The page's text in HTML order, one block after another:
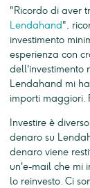
"Ricordo di aver
Lendahand",
investimento
esperienza con
dell'investimento
Lendahand mi
importi maggiori.
Investire è
denaro su
denaro viene
un'e-mail che mi
lo reinvesto. Ci